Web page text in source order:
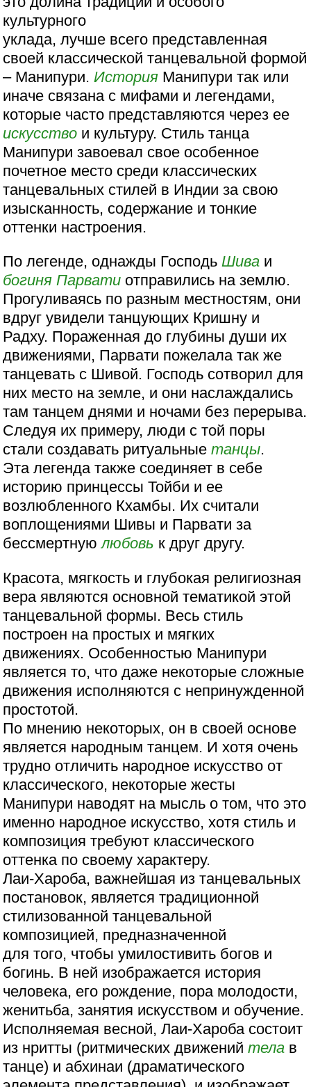
культурного
уклада, лучше всего представленная
своей классической танцевальной формой
– Манипури. История Манипури так или
иначе связана с мифами и легендами,
которые часто представляются через ее
искусство и культуру. Стиль танца
Манипури завоевал свое особенное
почетное место среди классических
танцевальных стилей в Индии за свою
изысканность, содержание и тонкие
оттенки настроения.
По легенде, однажды ГосподьШива и
богиня Парвати отправились на землю.
Прогуливаясь по разным местностям, они
вдруг увидели танцующих Кришну и
Радху. Пораженная до глубины души их
движениями, Парвати пожелала так же
танцевать с Шивой. Господь сотворил для
них место на земле, и они наслаждались
там танцем днями и ночами без перерыва.
Следуя их примеру, люди с той поры
стали создавать ритуальныетанцы.
Эта легенда также соединяет в себе
историю принцессы Тойби и ее
возлюбленного Кхамбы. Их считали
воплощениями Шивы и Парвати за
бессмертнуюлюбовь к друг другу.
Красота, мягкость и глубокая религиозная
вера являются основной тематикой этой
танцевальной формы. Весь стиль
построен на простых и мягких
движениях. Особенностью Манипури
является то, что даже некоторые сложные
движения исполняются с непринужденной
простотой.
По мнению некоторых, он в своей основе
является народным танцем. И хотя очень
трудно отличить народное искусство от
классического, некоторые жесты
Манипури наводят на мысль о том, что это
именно народное искусство, хотя стиль и
композиция требуют классического
оттенка по своему характеру.
Лаи-Хароба, важнейшая из танцевальных
постановок, является традиционной
стилизованной танцевальной
композицией, предназначенной
для того, чтобы умилостивить богов и
богинь. В ней изображается история
человека, его рождение, пора молодости,
женитьба, занятия искусством и обучение.
Исполняемая весной, Лаи-Хароба состоит
из нритты (ритмических движенийтела в
танце) и абхинаи (драматического